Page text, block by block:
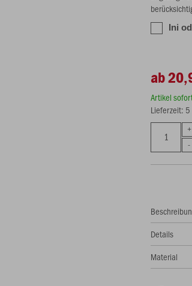
Ini
ab
Artikel
Lieferzeit: 5
Details
Material